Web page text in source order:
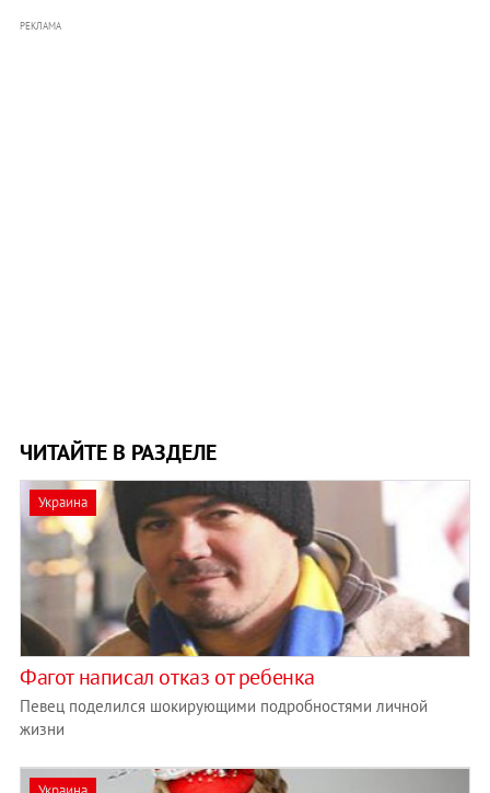
РЕКЛАМА
ЧИТАЙТЕ В РАЗДЕЛЕ
Украина
Фагот написал отказ от ребенка
Певец поделился шокирующими подробностями личной
жизни